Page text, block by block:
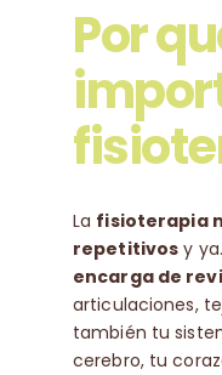
Por
La fisioterapia
repetitivos y
encarga de
articulaciones,
también tu
cerebro, tu